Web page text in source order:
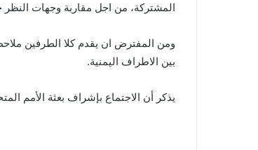
المشتركة، من اجل مقاربة وجهات النظر
ومن المفترض ان يقدم كلا الطرفين
بين الاطراف اليمنية.
يذكر أن الاجتماع بإشراف بعثة الأمم